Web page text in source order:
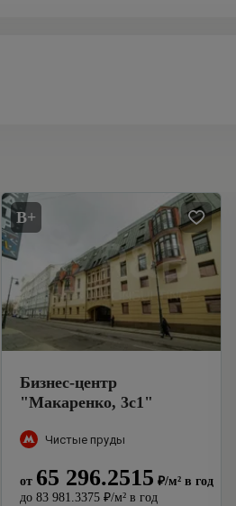
B+
Бизнес-центр
"Макаренко, 3с1"
Чистые пруды
от 65 296.2515 ₽/м² в год
до 83 981.3375 ₽/м² в год